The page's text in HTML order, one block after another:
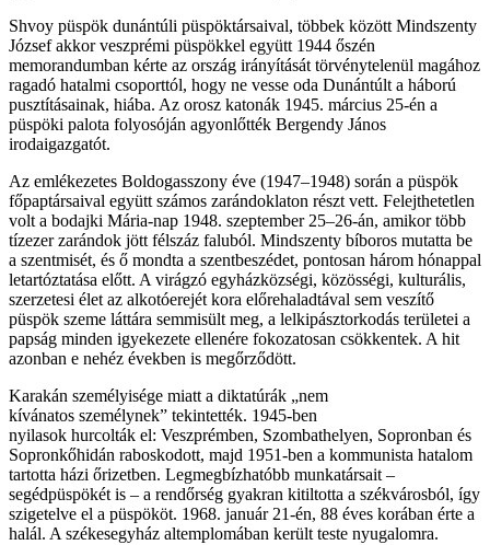
Shvoy püspök dunántúli püspöktársaival, többek között Mindszenty
József akkor veszprémi püspökkel együtt 1944 őszén
memorandumban kérte az ország irányítását törvénytelenül magához
ragadó hatalmi csoporttól, hogy ne vesse oda Dunántúlt a háború
pusztításainak, hiába. Az orosz katonák 1945. március 25-én a
püspöki palota folyosóján agyonlőtték Bergendy János
irodaigazgatót.
Az emlékezetes Boldogasszony éve (1947–1948) során a püspök
főpaptársaival együtt számos zarándoklaton részt vett. Felejthetetlen
volt a bodajki Mária-nap 1948. szeptember 25–26-án, amikor több
tízezer zarándok jött félszáz faluból. Mindszenty bíboros mutatta be
a szentmisét, és ő mondta a szentbeszédet, pontosan három hónappal
letartóztatása előtt. A virágzó egyházközségi, közösségi, kulturális,
szerzetesi élet az alkotóerejét kora előrehaladtával sem veszítő
püspök szeme láttára semmisült meg, a lelkipásztorkodás területei a
papság minden igyekezete ellenére fokozatosan csökkentek. A hit
azonban e nehéz években is megőrződött.
Karakán személyisége miatt a diktatúrák „nem
kívánatos személynek” tekintették. 1945-ben
nyilasok hurcolták el: Veszprémben, Szombathelyen, Sopronban és
Sopronkőhidán raboskodott, majd 1951-ben a kommunista hatalom
tartotta házi őrizetben. Legmegbízhatóbb munkatársait –
segédpüspökét is – a rendőrség gyakran kitiltotta a székvárosból, így
szigetelve el a püspököt. 1968. január 21-én, 88 éves korában érte a
halál. A székesegyház altemplomában került teste nyugalomra.